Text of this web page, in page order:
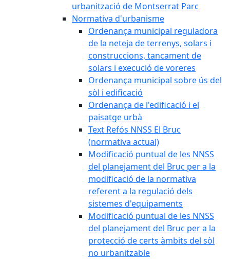
urbanització de Montserrat Parc
Normativa d'urbanisme
Ordenança municipal reguladora
de la neteja de terrenys, solars i
construccions, tancament de
solars i execució de voreres
Ordenança municipal sobre ús del
sòl i edificació
Ordenança de l'edificació i el
paisatge urbà
Text Refós NNSS El Bruc
(normativa actual)
Modificació puntual de les NNSS
del planejament del Bruc per a la
modificació de la normativa
referent a la regulació dels
sistemes d'equipaments
Modificació puntual de les NNSS
del planejament del Bruc per a la
protecció de certs àmbits del sòl
no urbanitzable